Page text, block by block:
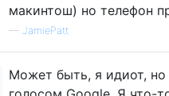
макинтош) но телефон
— JamiePatt
Может быть, я идиот, но